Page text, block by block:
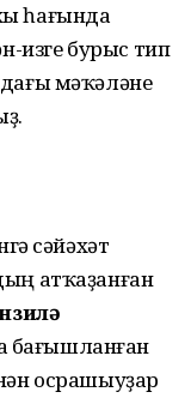
һағында
изге бурыс тип
мәҡәләне
сәйәхәт
атҡаҙанған
бағышланған
осрашыуҙар